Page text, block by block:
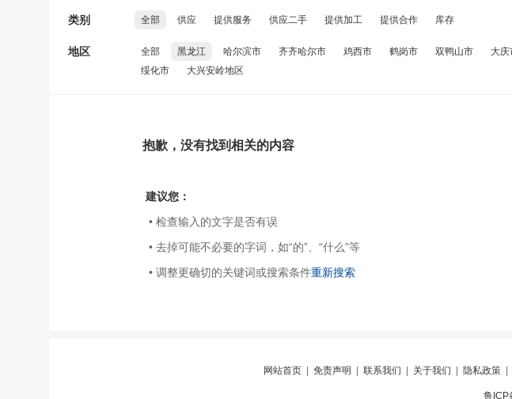
类别 全部 供应 提供服务 供应二手 提供加工 提供合作 库存
地区 全部 黑龙江 哈尔滨市 齐齐哈尔市 鸡西市 鹤岗市 双鸭山市 大庆
绥化市
大兴安岭地区
抱歉，没有找到相关的内容
建议您：
• 检查输入的文字是否有误
• 去掉可能不必要的字词，如“的”、“什么”等
• 调整更确切的关键词或搜索条件重新搜索
网站首页 免责声明 联系我们 关于我们 隐私政策
鲁ICP